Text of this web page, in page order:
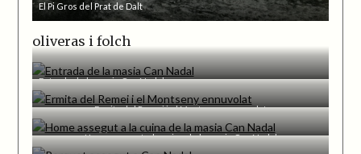
El Pi Gros del Prat de Dalt
oliveras i folch
Entrada de la masia Can Nadal
Ermita del Remei i el Montseny ennuvolat
Home assegut a la cuina de la masia Can Nadal